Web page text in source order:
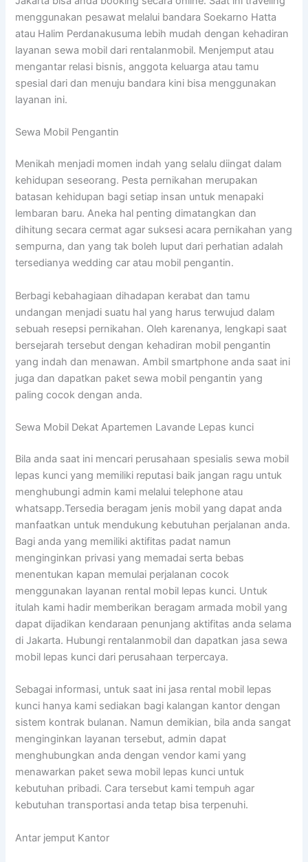
menggunakan pesawat melalui bandara Soekarno Hatta
atau Halim Perdanakusuma lebih mudah dengan kehadiran
layanan sewa mobil dari rentalanmobil. Menjemput atau
mengantar relasi bisnis, anggota keluarga atau tamu
spesial dari dan menuju bandara kini bisa menggunakan
layanan ini.
Sewa Mobil Pengantin
Menikah menjadi momen indah yang selalu diingat dalam
kehidupan seseorang. Pesta pernikahan merupakan
batasan kehidupan bagi setiap insan untuk menapaki
lembaran baru. Aneka hal penting dimatangkan dan
dihitung secara cermat agar suksesi acara pernikahan yang
sempurna, dan yang tak boleh luput dari perhatian adalah
tersedianya wedding car atau mobil pengantin.
Berbagi kebahagiaan dihadapan kerabat dan tamu
undangan menjadi suatu hal yang harus terwujud dalam
sebuah resepsi pernikahan. Oleh karenanya, lengkapi saat
bersejarah tersebut dengan kehadiran mobil pengantin
yang indah dan menawan. Ambil smartphone anda saat ini
juga dan dapatkan paket sewa mobil pengantin yang
paling cocok dengan anda.
Sewa Mobil Dekat Apartemen Lavande Lepas kunci
Bila anda saat ini mencari perusahaan spesialis sewa mobil
lepas kunci yang memiliki reputasi baik jangan ragu untuk
menghubungi admin kami melalui telephone atau
whatsapp.Tersedia beragam jenis mobil yang dapat anda
manfaatkan untuk mendukung kebutuhan perjalanan anda.
Bagi anda yang memiliki aktifitas padat namun
menginginkan privasi yang memadai serta bebas
menentukan kapan memulai perjalanan cocok
menggunakan layanan rental mobil lepas kunci. Untuk
itulah kami hadir memberikan beragam armada mobil yang
dapat dijadikan kendaraan penunjang aktifitas anda selama
di Jakarta. Hubungi rentalanmobil dan dapatkan jasa sewa
mobil lepas kunci dari perusahaan terpercaya.
Sebagai informasi, untuk saat ini jasa rental mobil lepas
kunci hanya kami sediakan bagi kalangan kantor dengan
sistem kontrak bulanan. Namun demikian, bila anda sangat
menginginkan layanan tersebut, admin dapat
menghubungkan anda dengan vendor kami yang
menawarkan paket sewa mobil lepas kunci untuk
kebutuhan pribadi. Cara tersebut kami tempuh agar
kebutuhan transportasi anda tetap bisa terpenuhi.
Antar jemput Kantor